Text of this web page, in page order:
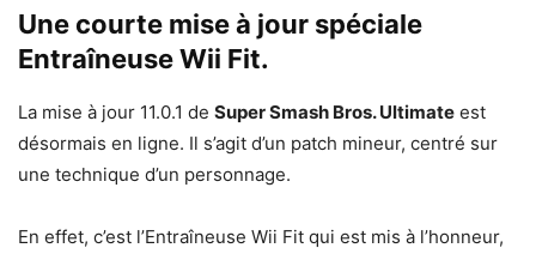
Une courte mise à jour spéciale
Entraîneuse Wii Fit.
La mise à jour 11.0.1 de Super Smash Bros. Ultimate est
désormais en ligne. Il s’agit d’un patch mineur, centré sur
une technique d’un personnage.
En effet, c’est l’Entraîneuse Wii Fit qui est mis à l’honneur,